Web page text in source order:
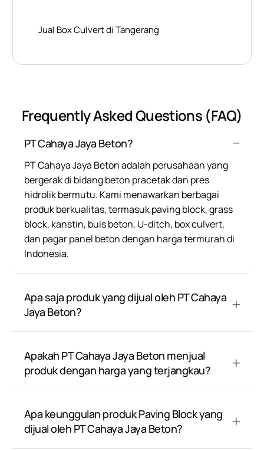
Jual Box Culvert di Tangerang
Frequently Asked Questions (FAQ)
PT Cahaya Jaya Beton?
PT Cahaya Jaya Beton adalah perusahaan yang
bergerak di bidang beton pracetak dan pres
hidrolik bermutu. Kami menawarkan berbagai
produk berkualitas, termasuk paving block, grass
block, kanstin, buis beton, U-ditch, box culvert,
dan pagar panel beton dengan harga termurah di
Indonesia.
Apa saja produk yang dijual oleh PT Cahaya
Jaya Beton?
Apakah PT Cahaya Jaya Beton menjual
produk dengan harga yang terjangkau?
Apa keunggulan produk Paving Block yang
dijual oleh PT Cahaya Jaya Beton?